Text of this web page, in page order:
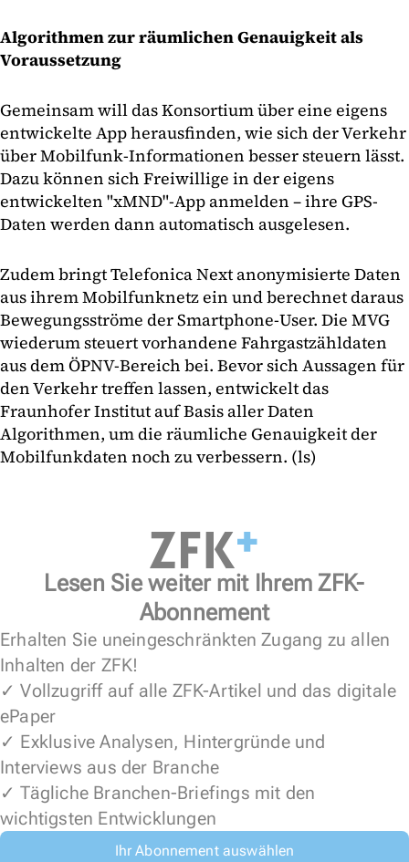
Algorithmen zur räumlichen Genauigkeit als
Voraussetzung
Gemeinsam will das Konsortium über eine eigens
entwickelte App herausfinden, wie sich der Verkehr
über Mobilfunk-Informationen besser steuern lässt.
Dazu können sich Freiwillige in der eigens
entwickelten "xMND"-App anmelden – ihre GPS-
Daten werden dann automatisch ausgelesen.
Zudem bringt Telefonica Next anonymisierte Daten
aus ihrem Mobilfunknetz ein und berechnet daraus
Bewegungsströme der Smartphone-User. Die MVG
wiederum steuert vorhandene Fahrgastzähldaten
aus dem ÖPNV-Bereich bei. Bevor sich Aussagen für
den Verkehr treffen lassen, entwickelt das
Fraunhofer Institut auf Basis aller Daten
Algorithmen, um die räumliche Genauigkeit der
Mobilfunkdaten noch zu verbessern. (ls)
Lesen Sie weiter mit Ihrem ZFK-
Abonnement
Erhalten Sie uneingeschränkten Zugang zu allen
Inhalten der ZFK!
✓ Vollzugriff auf alle ZFK-Artikel und das digitale
ePaper
✓ Exklusive Analysen, Hintergründe und
Interviews aus der Branche
✓ Tägliche Branchen-Briefings mit den
wichtigsten Entwicklungen
Ihr Abonnement auswählen